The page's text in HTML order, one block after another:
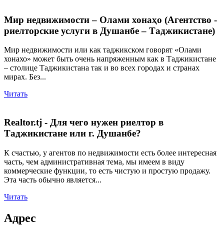
Мир недвижимости – Олами хонаҳо (Агентство -
риелторские услуги в Душанбе – Таджикистане)
Мир недвижимости или как таджикском говорят «Олами
хонахо» может быть очень напряженным как в Таджикистане
– столице Таджикистана так и во всех городах и странах
мирах. Без...
Читать
Realtor.tj - Для чего нужен риелтор в
Таджикистане или г. Душанбе?
К счастью, у агентов по недвижимости есть более интересная
часть, чем административная тема, мы имеем в виду
коммерческие функции, то есть чистую и простую продажу.
Эта часть обычно является...
Читать
Адрес